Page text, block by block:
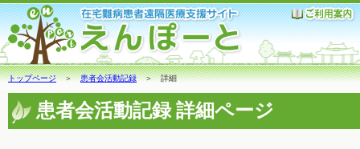
トップページ＞患者会活動記録＞ 詳細
患者会活動記録 詳細ページ